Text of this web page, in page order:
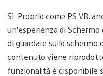
Sì. Proprio come PS VR,
un’esperienza di
di guardare sullo schermo
contenuto viene
funzionalità è disponibile